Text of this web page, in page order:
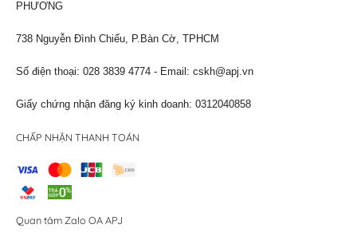
PHƯƠNG
738 Nguyễn Đình Chiểu, P.Bàn Cờ, TPHCM
Số điện thoại: 028 3839 4774 - Email: cskh@apj.vn
Giấy chứng nhận đăng ký kinh doanh: 0312040858
CHẤP NHẬN THANH TOÁN
Quan tâm Zalo OA APJ